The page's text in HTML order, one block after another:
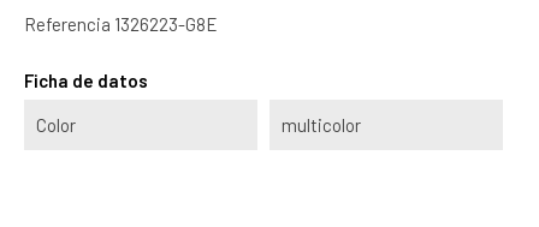
Referencia 1326223-G8E
Ficha de datos
Color multicolor